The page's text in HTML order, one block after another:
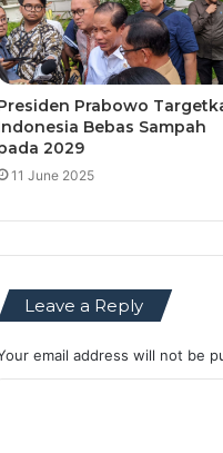
Prabowo
Bebas Sampah
2029
11 June 2025
Leave a Reply
email address will not be